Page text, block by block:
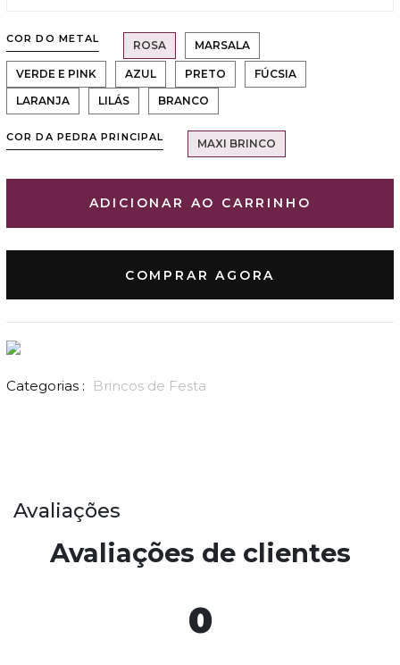
COR DO METAL ROSA MARSALA
VERDE E PINK AZUL PRETO
FÚCSIA
LARANJA
LILÁS BRANCO
COR DA PEDRA PRINCIPAL MAXI BRINCO
ADICIONAR AO CARRINHO
COMPRAR AGORA
Categorias : Brincos de Festa
Avaliações
Avaliações de clientes
0